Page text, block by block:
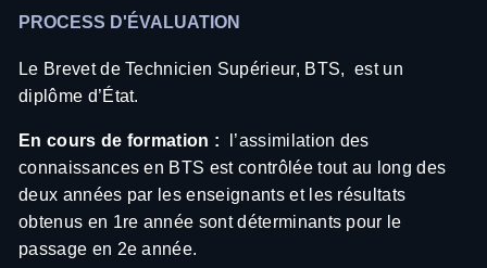
PROCESS D'ÉVALUATION
Le Brevet de Technicien Supérieur, BTS, est un
diplôme d’État.
En cours de formation : l’assimilation des
connaissances en BTS est contrôlée tout au long des
deux années par les enseignants et les résultats
obtenus en 1re année sont déterminants pour le
passage en 2e année.